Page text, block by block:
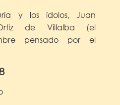
y los ídolos, Juan
de Villalba (el
pensado por el